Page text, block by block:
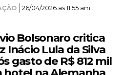
26/04/2026 as 11:55 am
Bolsonaro critica
Inácio Lula da Silva
gasto de R$ 812 mil